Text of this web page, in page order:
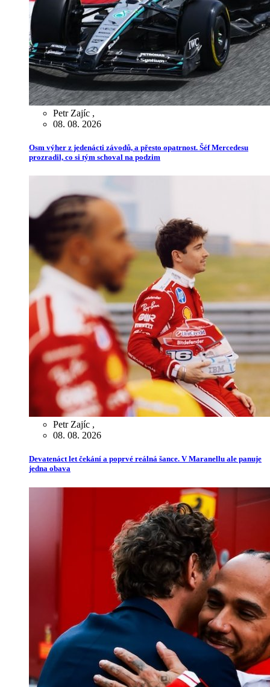
Petr Zajíc ,
08. 08. 2026
Osm výher z jedenácti závodů, a přesto opatrnost. Šéf Mercedesu
prozradil, co si tým schoval na podzim
Petr Zajíc ,
08. 08. 2026
Devatenáct let čekání a poprvé reálná šance. V Maranellu ale panuje
jedna obava